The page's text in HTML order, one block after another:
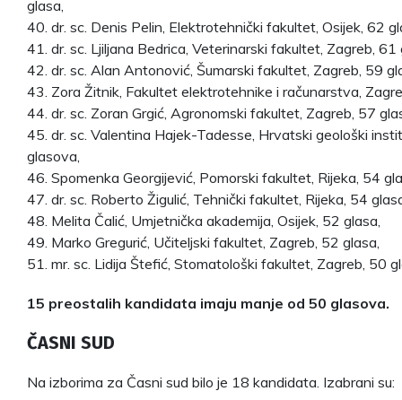
glasa,
40. dr. sc. Denis Pelin, Elektrotehnički fakultet, Osijek, 62
41. dr. sc. Ljiljana Bedrica, Veterinarski fakultet, Zagreb, 61
42. dr. sc. Alan Antonović, Šumarski fakultet, Zagreb, 59
43. Zora Žitnik, Fakultet elektrotehnike i računarstva,
44. dr. sc. Zoran Grgić, Agronomski fakultet, Zagreb, 57
45. dr. sc. Valentina Hajek-Tadesse, Hrvatski geološki
glasova,
46. Spomenka Georgijević, Pomorski fakultet, Rijeka, 54
47. dr. sc. Roberto Žigulić, Tehnički fakultet, Rijeka, 54
48. Melita Čalić, Umjetnička akademija, Osijek, 52 glasa,
49. Marko Gregurić, Učiteljski fakultet, Zagreb, 52 glasa,
51. mr. sc. Lidija Štefić, Stomatološki fakultet, Zagreb, 50
15 preostalih kandidata imaju manje od 50 glasova.
ČASNI SUD
Na izborima za Časni sud bilo je 18 kandidata. Izabrani su: